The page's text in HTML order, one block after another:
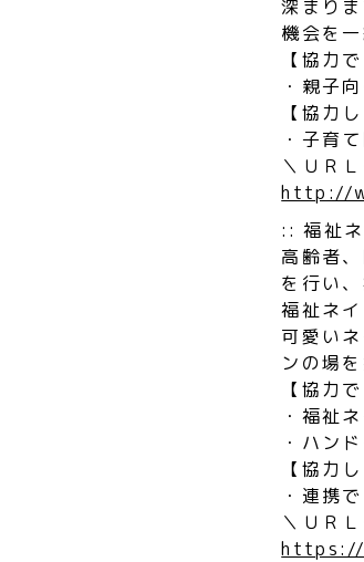
深まり
機会を
【協力
・親子
【協力
・子育
＼ＵＲ
http://
:: 福祉
高齢者
を行い
福祉ネ
可愛い
ンの場
【協力
・福祉
・ハン
【協力
・連携
＼ＵＲ
https://